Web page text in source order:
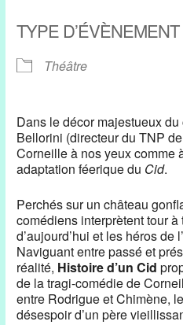
TYPE D’ÉVÈNEMENT
Théâtre
Dans le décor majestueux
Bellorini (directeur du TNP
Corneille à nos yeux comme
adaptation féerique du Cid.
Perchés sur un château
comédiens interprètent tour
d’aujourd’hui et les héros de
Naviguant entre passé et
réalité, Histoire d’un Cid
de la tragi-comédie de
entre Rodrigue et Chimène,
désespoir d’un père